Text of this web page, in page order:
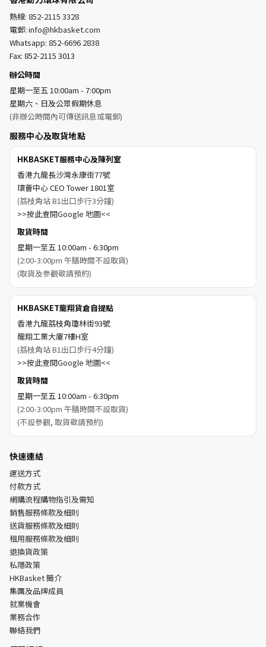
熱線: 852-2115 3328
電郵: info@hkbasket.com
Whatsapp: 852-6696 2838
Fax: 852-2115 3013
辦公時間
星期一至五 10:00am - 7:00pm
星期六、日及公眾假期休息
(非辦公時間內可傳送訊息或電郵)
服務中心及取貨地點
HKBASKET服務中心及陳列室
香港九龍長沙灣永康街77號
環薈中心 CEO Tower 1801室
(荔枝角站 B1出口步行3分鐘)
>>按此查閱Google 地圖<<
取貨時間
星期一至五 10:00am - 6:30pm
(2:00-3:00pm 午膳時間不設取貨)
(取貨及參觀敬請預約)
HKBASKET龍翔貨倉自提點
香港九龍荔枝角瓊林街93號
龍翔工業大廈7樓H室
(荔枝角站 B1出口步行4分鐘)
>>按此查閱Google 地圖<<
取貨時間
星期一至五 10:00am - 6:30pm
(2:00-3:00pm 午膳時間不設取貨)
(不設參觀, 取貨敬請預約)
快速連結
運送方式
付款方式
網購流程購物指引及需知
銷售服務條款及細則
送貨服務條款及細則
租用服務條款及細則
退換貨政策
私隱政策
HKBasket 簡介
集團及品牌成員
就業機會
業務合作
聯絡我們